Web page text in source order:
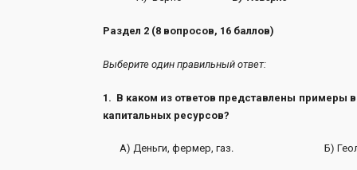
Раздел 2 (8 вопросов, 16 баллов)
Выберите один правильный ответ:
1. В каком из ответов представлены примеры
капитальных ресурсов?
А) Деньги, фермер, газ. Б) Геолог,